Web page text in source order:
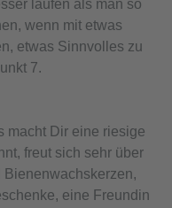
laufen als man so
wenn mit etwas
etwas Sinnvolles zu
7.
macht Dir eine riesige
freut sich sehr über
eine Freundin